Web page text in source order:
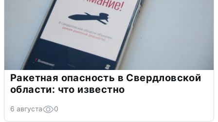
Ракетная опасность в Свердловской
области: что известно
6 августа 0